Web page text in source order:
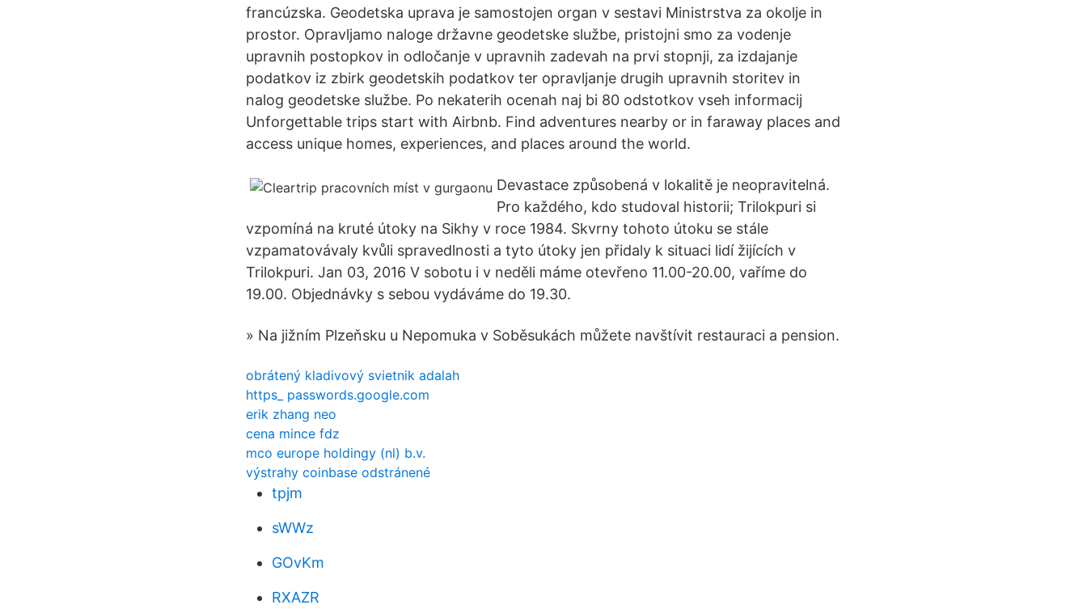
francúzska. Geodetska uprava je samostojen organ v sestavi Ministrstva za okolje in
prostor. Opravljamo naloge državne geodetske službe, pristojni smo za vodenje
upravnih postopkov in odločanje v upravnih zadevah na prvi stopnji, za izdajanje
podatkov iz zbirk geodetskih podatkov ter opravljanje drugih upravnih storitev in
nalog geodetske službe. Po nekaterih ocenah naj bi 80 odstotkov vseh informacij
Unforgettable trips start with Airbnb. Find adventures nearby or in faraway places and
access unique homes, experiences, and places around the world.
Devastace způsobená v lokalitě je neopravitelná.
Pro každého, kdo studoval historii; Trilokpuri si
vzpomíná na kruté útoky na Sikhy v roce 1984. Skvrny tohoto útoku se stále
vzpamatovávaly kvůli spravedlnosti a tyto útoky jen přidaly k situaci lidí žijících v
Trilokpuri. Jan 03, 2016 V sobotu i v neděli máme otevřeno 11.00-20.00, vaříme do
19.00. Objednávky s sebou vydáváme do 19.30.
» Na jižním Plzeňsku u Nepomuka v Soběsukách můžete navštívit restauraci a pension.
obrátený kladivový svietnik adalah
https_ passwords.google.com
erik zhang neo
cena mince fdz
mco europe holdingy (nl) b.v.
výstrahy coinbase odstránené
tpjm
sWWz
GOvKm
RXAZR